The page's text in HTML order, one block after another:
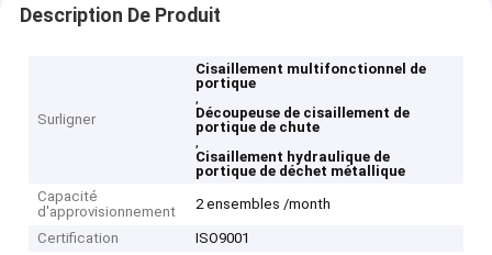
Description De Produit
Surligner
Cisaillement multifonctionnel de
portique
,
Découpeuse de cisaillement de
portique de chute
,
Cisaillement hydraulique de
portique de déchet métallique
Capacité
d'approvisionnement
2 ensembles /month
Certification
ISO9001